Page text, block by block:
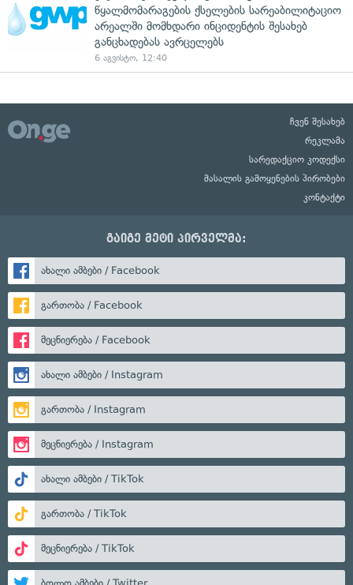
წყალმომარაგების ქსელების სარეაბილიტაციო
არეალში მომხდარი ინციდენტის შესახებ
განცხადებას ავრცელებს
6 აგვისტო, 12:40
ჩვენ შესახებ
რეკლამა
სარედაქციო კოდექსი
მასალის გამოყენების პირობები
კონტაქტი
გაიგე მეტი პირველმა:
ახალი ამბები / Facebook
გართობა / Facebook
მეცნიერება / Facebook
ახალი ამბები / Instagram
გართობა / Instagram
მეცნიერება / Instagram
ახალი ამბები / TikTok
გართობა / TikTok
მეცნიერება / TikTok